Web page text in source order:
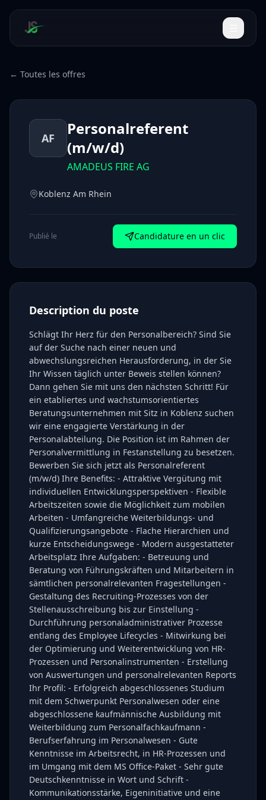
← Toutes les offres
AF
Personalreferent
(m/w/d)
AMADEUS FIRE AG
Koblenz Am Rhein
Publié le Candidature en un clic
Description du poste
Schlägt Ihr Herz für den Personalbereich? Sind Sie
auf der Suche nach einer neuen und
abwechslungsreichen Herausforderung, in der Sie
Ihr Wissen täglich unter Beweis stellen können?
Dann gehen Sie mit uns den nächsten Schritt! Für
ein etabliertes und wachstumsorientiertes
Beratungsunternehmen mit Sitz in Koblenz suchen
wir eine engagierte Verstärkung in der
Personalabteilung. Die Position ist im Rahmen der
Personalvermittlung in Festanstellung zu besetzen.
Bewerben Sie sich jetzt als Personalreferent
(m/w/d) Ihre Benefits: - Attraktive Vergütung mit
individuellen Entwicklungsperspektiven - Flexible
Arbeitszeiten sowie die Möglichkeit zum mobilen
Arbeiten - Umfangreiche Weiterbildungs- und
Qualifizierungsangebote - Flache Hierarchien und
kurze Entscheidungswege - Modern ausgestatteter
Arbeitsplatz Ihre Aufgaben: - Betreuung und
Beratung von Führungskräften und Mitarbeitern in
sämtlichen personalrelevanten Fragestellungen -
Gestaltung des Recruiting-Prozesses von der
Stellenausschreibung bis zur Einstellung -
Durchführung personaladministrativer Prozesse
entlang des Employee Lifecycles - Mitwirkung bei
der Optimierung und Weiterentwicklung von HR-
Prozessen und Personalinstrumenten - Erstellung
von Auswertungen und personalrelevanten Reports
Ihr Profil: - Erfolgreich abgeschlossenes Studium
mit dem Schwerpunkt Personalwesen oder eine
abgeschlossene kaufmännische Ausbildung mit
Weiterbildung zum Personalfachkaufmann -
Berufserfahrung im Personalwesen - Gute
Kenntnisse im Arbeitsrecht, in HR-Prozessen und
im Umgang mit dem MS Office-Paket - Sehr gute
Deutschkenntnisse in Wort und Schrift -
Kommunikationsstärke, Eigeninitiative und eine